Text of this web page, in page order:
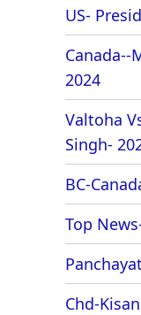
US-
Canada--
2024
Valtoha
Singh-
BC-
Top
Chd-